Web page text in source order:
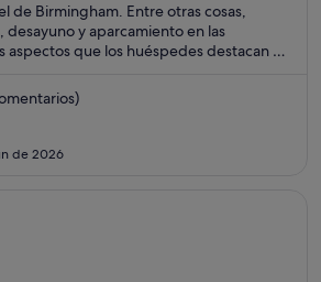
de Birmingham. Entre otras cosas,
y aparcamiento en las
aspectos que los huéspedes destacan en
turísticas populares que se
Utilita Arena Birmingham y
de 2026